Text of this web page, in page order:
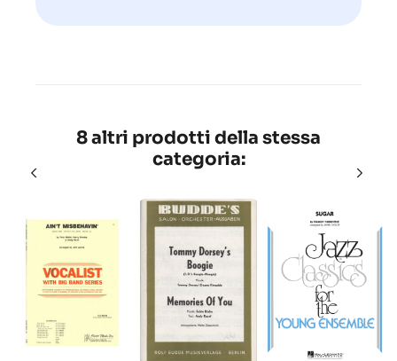
8 altri prodotti della stessa
categoria: